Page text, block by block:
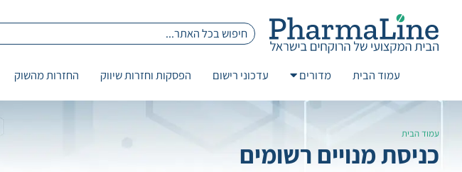
עמוד הבית מדורים עדכוני רישום הפסקות וחזרות שיווק החזרות מהשוק
עמוד הבית
כניסת מנויים רשומים